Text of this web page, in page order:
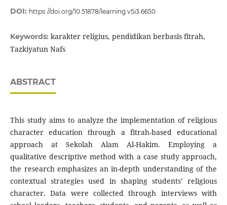
DOI: https://doi.org/10.51878/learning.v5i3.6650
Keywords: karakter religius, pendidikan berbasis fitrah,
Tazkiyatun Nafs
ABSTRACT
This study aims to analyze the implementation of religious
character education through a fitrah-based educational
approach at Sekolah Alam Al-Hakim. Employing a
qualitative descriptive method with a case study approach,
the research emphasizes an in-depth understanding of the
contextual strategies used in shaping students’ religious
character. Data were collected through interviews with